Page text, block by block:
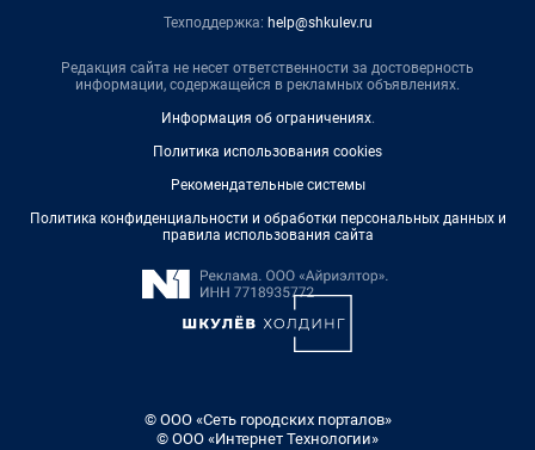
Техподдержка: help@shkulev.ru
Редакция сайта не несет ответственности за достоверность
информации, содержащейся в рекламных объявлениях.
Информация об ограничениях.
Политика использования cookies
Рекомендательные системы
Политика конфиденциальности и обработки персональных данных и
правила использования сайта
© ООО «Сеть городских порталов»
© ООО «Интернет Технологии»